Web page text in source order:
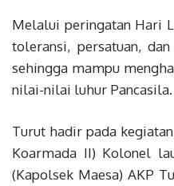
Melalui peringatan Hari
toleransi, persatuan,
sehingga mampu
nilai-nilai luhur Pancasila.
Turut hadir pada
Koarmada II) Kolonel
(Kapolsek Maesa) AKP